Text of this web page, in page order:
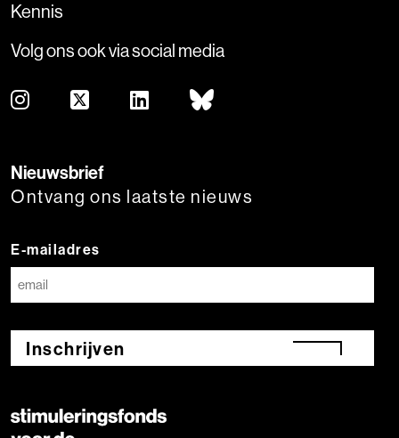
Kennis
Volg ons ook via social media
Nieuwsbrief
Ontvang ons laatste nieuws
E-mailadres
Inschrijven